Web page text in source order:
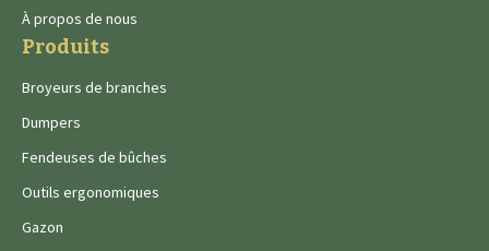
À propos de nous
Produits
Broyeurs de branches
Dumpers
Fendeuses de bûches
Outils ergonomiques
Gazon